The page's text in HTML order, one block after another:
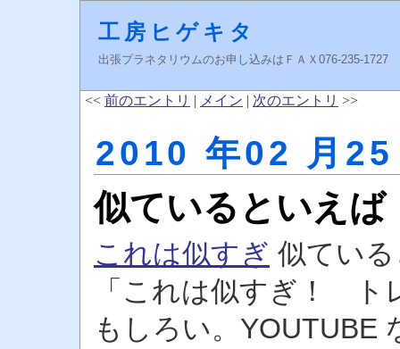
工房ヒゲキタ
出張プラネタリウムのお申し込みはＦＡＸ076-235-
<< 前のエントリ | メイン | 次のエントリ >>
2010 年02 月
似ているといえば
これは似すぎ 似てい
「これは似すぎ！ ト
もしろい。YOUTUBE